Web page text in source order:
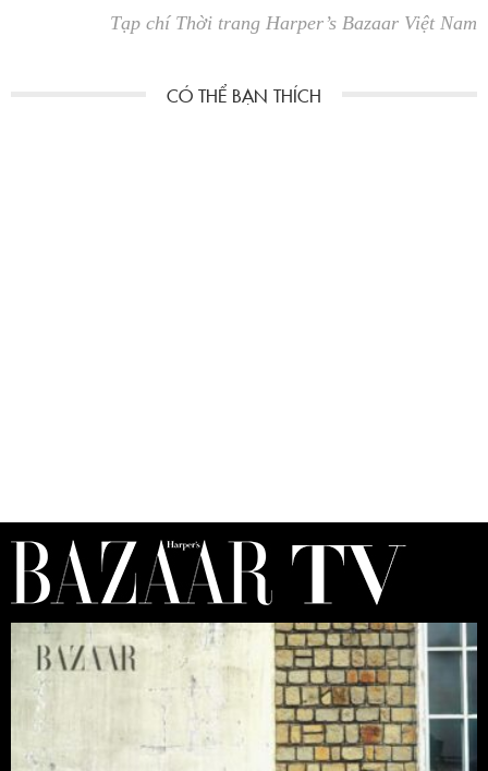
Tạp chí Thời trang Harper’s Bazaar Việt Nam